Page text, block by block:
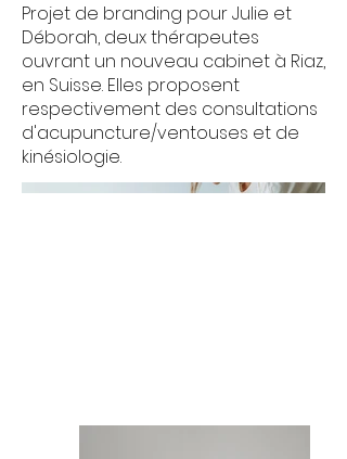
Projet de branding pour Julie et
Déborah, deux thérapeutes
ouvrant un nouveau cabinet à Riaz,
en Suisse. Elles proposent
respectivement des consultations
d'acupuncture/ventouses et de
kinésiologie.